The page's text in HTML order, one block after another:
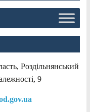
Роздільнянський
9